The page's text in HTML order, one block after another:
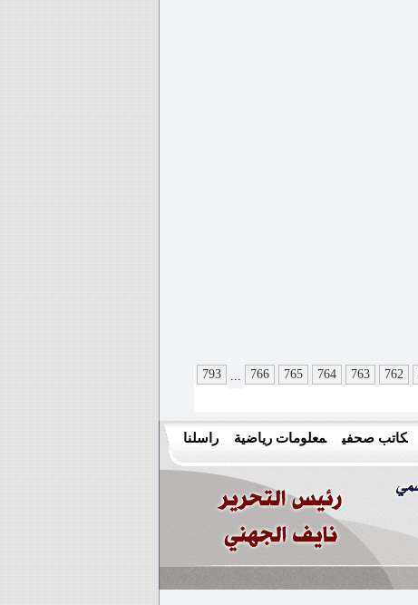
762
763
764
765
766
...
793
كاتب صحفي معلومات رياضية راسلنا